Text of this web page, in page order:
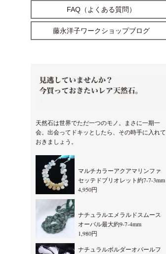
FAQ（よくある質問）
藤永洋子ワークショップブログ
天然石は世界でただ一つのモノ。まさに一期一
会。出会ってドキッとしたら、その時手に入れて
おきましょう。
マルチカラーアクアマリンファ
セッテドブリオレット約7-7-3mm
4,950円
ナチュラルエメラルドスムース
オーバル最大約9-7-4mm
1,980円
ナチュラルボルダーオパールフ